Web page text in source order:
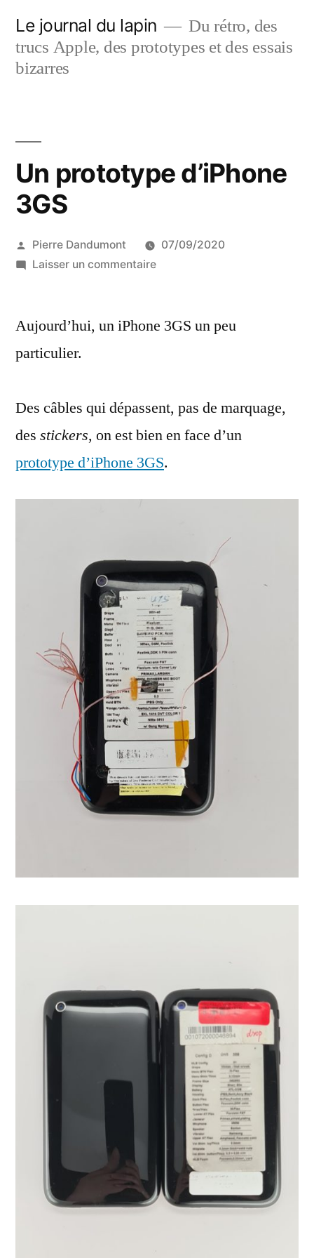
contenu
Le journal du lapin
Du rétro, des
trucs Apple, des prototypes et des essais
bizarres
Un prototype d’iPhone
3GS
Publié
par
Pierre Dandumont
07/09/2020
Laisser un commentairesur
d’iPhone
Aujourd’hui, un iPhone 3GS un peu
particulier.
Des câbles qui dépassent, pas de marquage,
des stickers, on est bien en face d’un
prototype d’iPhone 3GS.